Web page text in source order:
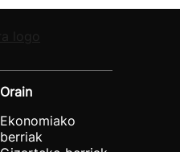
Orain
Ekonomiako
berriak